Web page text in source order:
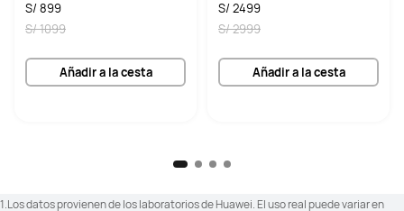
100+ modos de entrenamiento
Golf (distancia en tiempo real a los
100+ modos de entrenamiento
S/ 899
S/ 1099
Añadir a la cesta
S/ 2499
S/ 2999
Añadir a la cesta
1.Los datos provienen de los laboratorios de Huawei. El uso real puede variar en